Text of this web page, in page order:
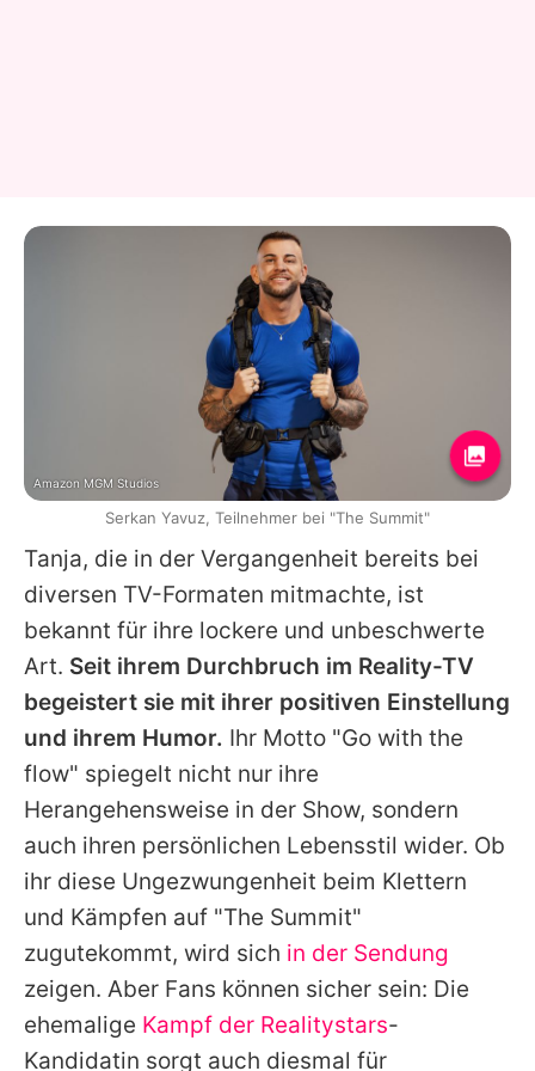
Tanja, die in der Vergangenheit bereits bei
diversen TV-Formaten mitmachte, ist
bekannt für ihre lockere und unbeschwerte
Art. Seit ihrem Durchbruch im Reality-TV
begeistert sie mit ihrer positiven Einstellung
und ihrem Humor. Ihr Motto "Go with the
flow" spiegelt nicht nur ihre
Herangehensweise in der Show, sondern
auch ihren persönlichen Lebensstil wider. Ob
ihr diese Ungezwungenheit beim Klettern
und Kämpfen auf "The Summit"
zugutekommt, wird sich in der Sendung
zeigen. Aber Fans können sicher sein: Die
ehemalige Kampf der Realitystars-
Kandidatin sorgt auch diesmal für
Amazon MGM Studios
Serkan Yavuz, Teilnehmer bei "The Summit"